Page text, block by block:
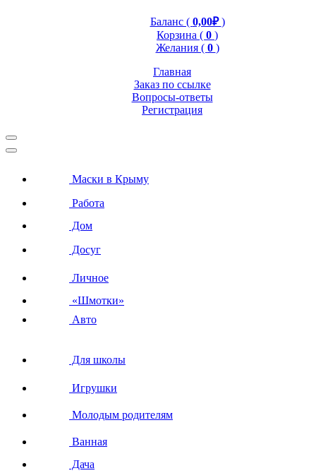
Баланс ( 0,00₽)
Корзина ( 0 )
Желания ( 0 )
Главная
Заказ по ссылке
Вопросы-ответы
Регистрация
Маски в Крыму
Работа
Дом
Досуг
Личное
«Шмотки»
Авто
Для школы
Игрушки
Молодым родителям
Ванная
Дача